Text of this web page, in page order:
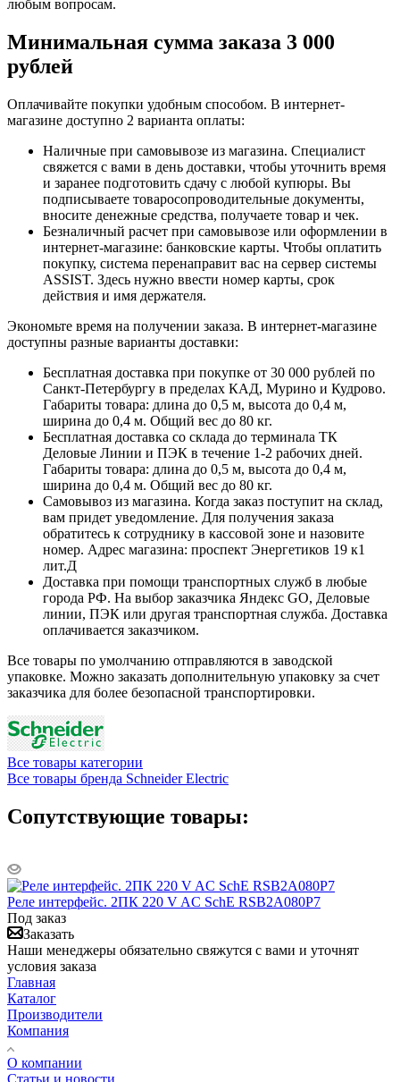
любым вопросам.
Минимальная сумма заказа 3 000
рублей
Оплачивайте покупки удобным способом. В интернет-
магазине доступно 2 варианта оплаты:
Наличные при самовывозе из магазина. Специалист
свяжется с вами в день доставки, чтобы уточнить время
и заранее подготовить сдачу с любой купюры. Вы
подписываете товаросопроводительные документы,
вносите денежные средства, получаете товар и чек.
Безналичный расчет при самовывозе или оформлении в
интернет-магазине: банковские карты. Чтобы оплатить
покупку, система перенаправит вас на сервер системы
ASSIST. Здесь нужно ввести номер карты, срок
действия и имя держателя.
Экономьте время на получении заказа. В интернет-магазине
доступны разные варианты доставки:
Бесплатная доставка при покупке от 30 000 рублей по
Санкт-Петербургу в пределах КАД, Мурино и Кудрово.
Габариты товара: длина до 0,5 м, высота до 0,4 м,
ширина до 0,4 м. Общий вес до 80 кг.
Бесплатная доставка со склада до терминала ТК
Деловые Линии и ПЭК в течение 1-2 рабочих дней.
Габариты товара: длина до 0,5 м, высота до 0,4 м,
ширина до 0,4 м. Общий вес до 80 кг.
Самовывоз из магазина. Когда заказ поступит на склад,
вам придет уведомление. Для получения заказа
обратитесь к сотруднику в кассовой зоне и назовите
номер. Адрес магазина: проспект Энергетиков 19 к1
лит.Д
Доставка при помощи транспортных служб в любые
города РФ. На выбор заказчика Яндекс GO, Деловые
линии, ПЭК или другая транспортная служба. Доставка
оплачивается заказчиком.
Все товары по умолчанию отправляются в заводской
упаковке. Можно заказать дополнительную упаковку за счет
заказчика для более безопасной транспортировки.
Все товары категории
Все товары бренда Schneider Electric
Сопутствующие товары:
Реле интерфейс. 2ПК 220 V AC SchE RSB2A080P7
Под заказ
Заказать
Наши менеджеры обязательно свяжутся с вами и уточнят
условия заказа
Главная
Каталог
Производители
Компания
О компании